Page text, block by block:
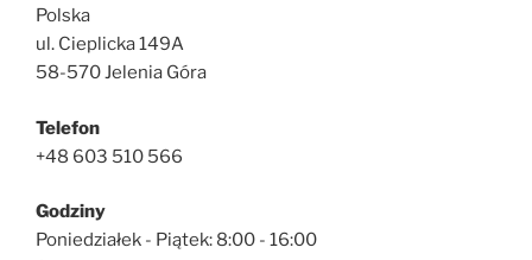
Polska
ul. Cieplicka 149A
58-570 Jelenia Góra
Telefon
+48 603 510 566
Godziny
Poniedziałek - Piątek: 8:00 - 16:00